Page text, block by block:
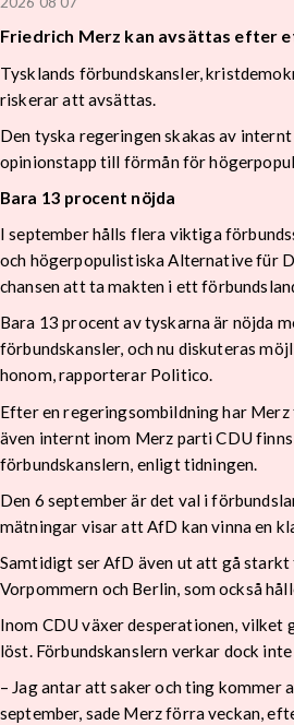
Friedrich Merz kan avsättas efter
Tysklands förbundskansler,
riskerar att avsättas.
Den tyska regeringen skakas av
opinionstapp till förmån för
Bara 13 procent nöjda
I september hålls flera viktiga
och högerpopulistiska Alternative für
chansen att ta makten i ett
Bara 13 procent av tyskarna är nöjda
förbundskansler, och nu diskuteras
honom, rapporterar Politico.
Efter en regeringsombildning har
även internt inom Merz parti CDU
förbundskanslern, enligt tidningen.
Den 6 september är det val i
mätningar visar att AfD kan vinna en
Samtidigt ser AfD även ut att gå
Vorpommern och Berlin, som också
Inom CDU växer desperationen, vilket
löst. Förbundskanslern verkar dock
– Jag antar att saker och ting kommer
september, sade Merz förra veckan,